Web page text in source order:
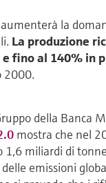
la
La produzione
e fino al 140% in
2000.
della Banca
mostra che nel
1,6 miliardi di
emissioni